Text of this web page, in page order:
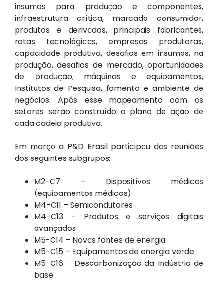
insumos para produção e componentes,
infraestrutura crítica, marcado consumidor,
produtos e derivados, principais fabricantes,
rotas tecnológicas, empresas produtoras,
capacidade produtiva, desafios em insumos, na
produção, desafios de mercado, oportunidades
de produção, máquinas e equipamentos,
Institutos de Pesquisa, fomento e ambiente de
negócios. Após esse mapeamento com os
setores serão construído o plano de ação de
cada cadeia produtiva.
Em março a P&D Brasil participou das reuniões
dos seguintes subgrupos:
M2-C7 – Dispositivos médicos
(equipamentos médicos)
M4-C11 – Semicondutores
M4-C13 – Produtos e serviços digitais
avançados
M5-C14 – Novas fontes de energia
M5-C15 – Equipamentos de energia verde
M5-C16 – Descarbonização da Indústria de
base